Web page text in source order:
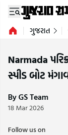
ગુજરાત
Narmada
સ્પીડ બોટ
By GS Team
18 Mar 2026
Follow us on